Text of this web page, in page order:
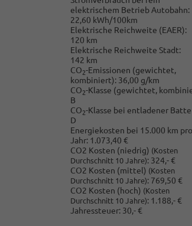
elektrischem Betrieb Autobahn:
22,60 kWh/100km
Elektrische Reichweite (EAER):
120 km
Elektrische Reichweite Stadt:
142 km
CO2-Emissionen (gewichtet,
kombiniert): 36,00 g/km
CO2-Klasse (gewichtet,
B
CO2-Klasse bei entladener
D
Energiekosten bei 15.000 km pro
Jahr: 1.073,40 €
CO2 Kosten (niedrig) (Kosten
Durchschnitt 10 Jahre): 324,- €
CO2 Kosten (mittel) (Kosten
Durchschnitt 10 Jahre): 769,50 €
CO2 Kosten (hoch) (Kosten
Durchschnitt 10 Jahre): 1.188,- €
Jahressteuer: 30,- €